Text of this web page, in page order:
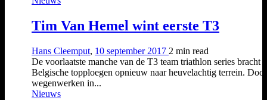
Tim Van Hemel wint eerste T3
Hans Cleemput, 10 september 2017 2 min read
De voorlaatste manche van de T3 team triathlon series bracht
Belgische topploegen opnieuw naar heuvelachtig terrein. Door
wegenwerken in...
Nieuws